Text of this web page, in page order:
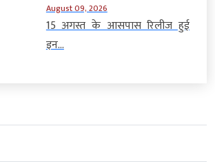
August 09, 2026
15 अगस्त के आसपास रिलीज हुई
इन...